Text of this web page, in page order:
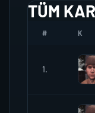
TÜM
# K
1.